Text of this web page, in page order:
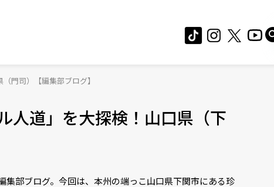
門司）【編集部ブログ】
人道」を大探検！山口県（下
部ブログ。今回は、本州の端っこ山口県下関市にある珍